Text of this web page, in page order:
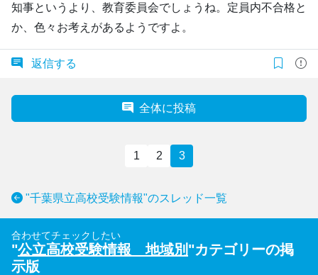
知事というより、教育委員会でしょうね。定員内不合格と
か、色々お考えがあるようですよ。
返信する
全体に投稿
1 2 3
"千葉県立高校受験情報"のスレッド一覧
合わせてチェックしたい
"公立高校受験情報 地域別 "カテゴリーの掲
示版